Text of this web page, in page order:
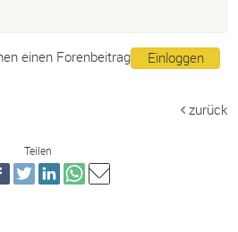
Einloggen
einen Forenbeitrag
zurück
Teilen